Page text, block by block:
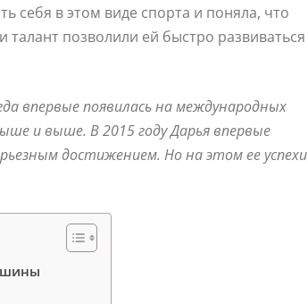
себя в этом виде спорта и поняла, что
позволили ей быстро развиваться
впервые появилась на международных
и выше. В 2015 году Дарья впервые
достижением. Но на этом ее успехи